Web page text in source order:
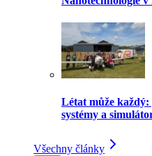
Létat může
systémy a
Všechny články